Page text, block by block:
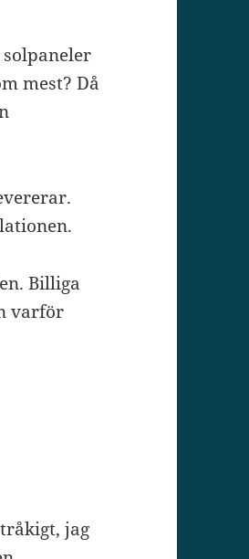
mest? Då
Billiga
varför
jag